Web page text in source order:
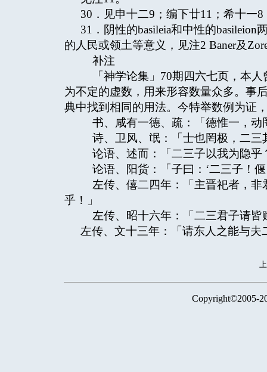
30．见申十二9；编下廿11；希十一8
31．阴性的basileia和中性的
的人民或领土等意义，见注2 Baner及
补注
「神学论集」70期四六七页，本人
为不定的虚数，用来形容数量众多。事
典中找到相同的用法。今特举数例为证
书、咸有一德、疏：「德惟一，动
诗、卫风、氓：「士也罔极，二三
论语、述而：「二三子以我为隐
论语、阳货：「子曰：‘二三子！
左传、僖二四年：「主晋祀者，非
乎！」
左传、昭十六年：「二三君子请皆
左传、文十三年：「请东人之能与
Copyright©2005-